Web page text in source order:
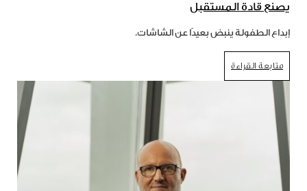
يصنع قادة المستقبل
إبداع الطفولة ينبض بعيدًا عن الشاشات.
متابعة القراءة